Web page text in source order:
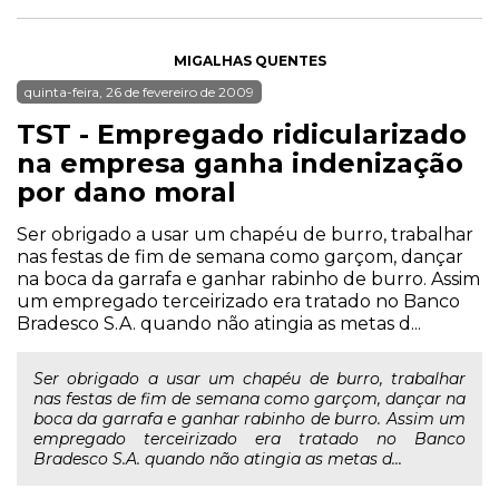
MIGALHAS QUENTES
quinta-feira, 26 de fevereiro de 2009
TST - Empregado ridicularizado
na empresa ganha indenização
por dano moral
Ser obrigado a usar um chapéu de burro, trabalhar
nas festas de fim de semana como garçom, dançar
na boca da garrafa e ganhar rabinho de burro. Assim
um empregado terceirizado era tratado no Banco
Bradesco S.A. quando não atingia as metas d...
Ser obrigado a usar um chapéu de burro, trabalhar
nas festas de fim de semana como garçom, dançar na
boca da garrafa e ganhar rabinho de burro. Assim um
empregado terceirizado era tratado no Banco
Bradesco S.A. quando não atingia as metas d...